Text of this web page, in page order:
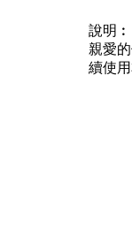
說明︰
親愛
續使